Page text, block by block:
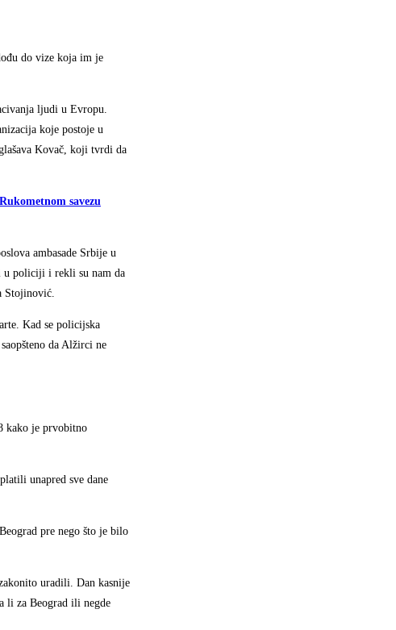
do vize koja im je
ljudi u Evropu.
koje postoje u
Kovač, koji tvrdi da
Rukometnom savezu
ambasade Srbije u
u policiji i rekli su nam da
Stojinović.
Kad se policijska
da Alžirci ne
kako je prvobitno
unapred sve dane
pre nego što je bilo
uradili. Dan kasnije
li za Beograd ili negde